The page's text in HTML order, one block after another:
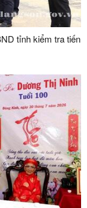
tỉnh kiểm tra tiến